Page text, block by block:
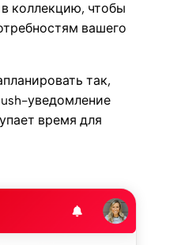
коллекцию, чтобы
вашего
так,
уведомление
время для